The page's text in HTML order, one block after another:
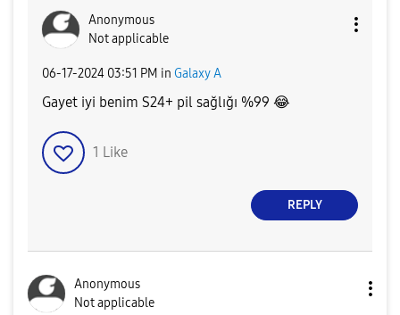
Anonymous
Not applicable
‎06-17-2024 03:51 PM in Galaxy A
Gayet iyi benim S24+ pil sağlığı %99 😂
1 Like
REPLY
Anonymous
Not applicable